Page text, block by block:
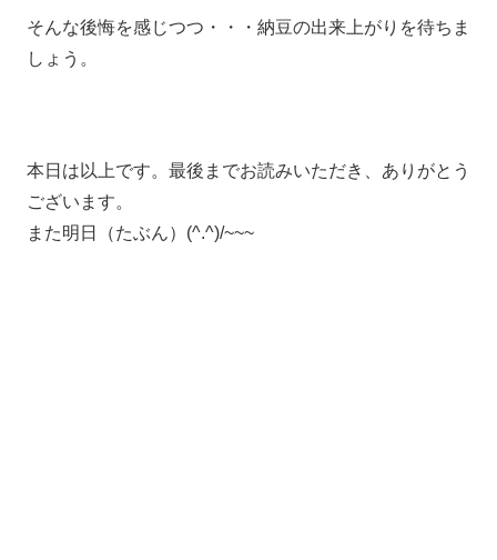
そんな後悔を感じつつ・・・納豆の出来上がりを待ちま
しょう。
本日は以上です。最後までお読みいただき、ありがとう
ございます。
また明日（たぶん）(^.^)/~~~